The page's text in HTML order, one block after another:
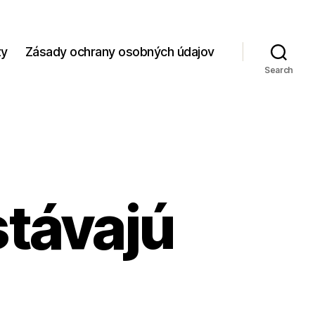
Zásady ochrany osobných údajov
Search